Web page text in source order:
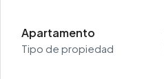
Apartamento
Tipo de propiedad